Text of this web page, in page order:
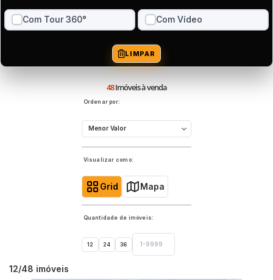
Com Tour 360° Com Vídeo
LIMPAR
48 Imóveis à venda
Ordenar por:
Visualizar como:
Grid Mapa
Quantidade de imóveis:
12 24 36
12/48 imóveis